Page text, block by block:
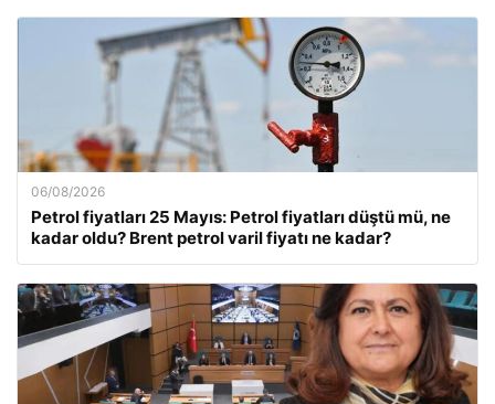
06/08/2026
Petrol fiyatları 25 Mayıs: Petrol fiyatları düştü mü, ne
kadar oldu? Brent petrol varil fiyatı ne kadar?